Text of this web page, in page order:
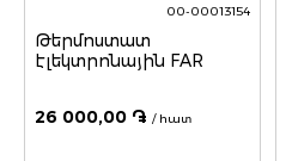
00-00013154
Թերմոստատ
էլեկտրոնային FAR
26 000,00 ֏ / հատ